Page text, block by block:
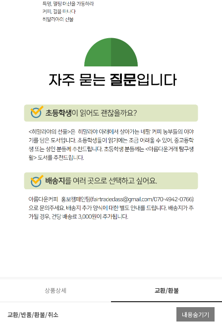
상품상세 교환/환불
교환/반품/환불/취소 내용숨기기